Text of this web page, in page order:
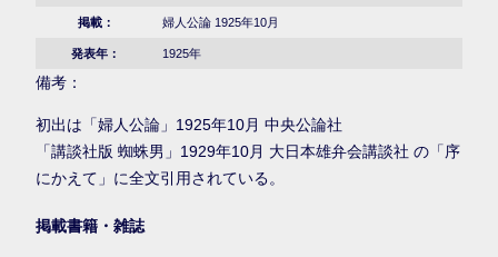
掲載： 婦人公論 1925年10月
発表年： 1925年
備考：
初出は「婦人公論」1925年10月 中央公論社
「講談社版 蜘蛛男」1929年10月 大日本雄弁会講談社 の「序
にかえて」に全文引用されている。
掲載書籍・雑誌